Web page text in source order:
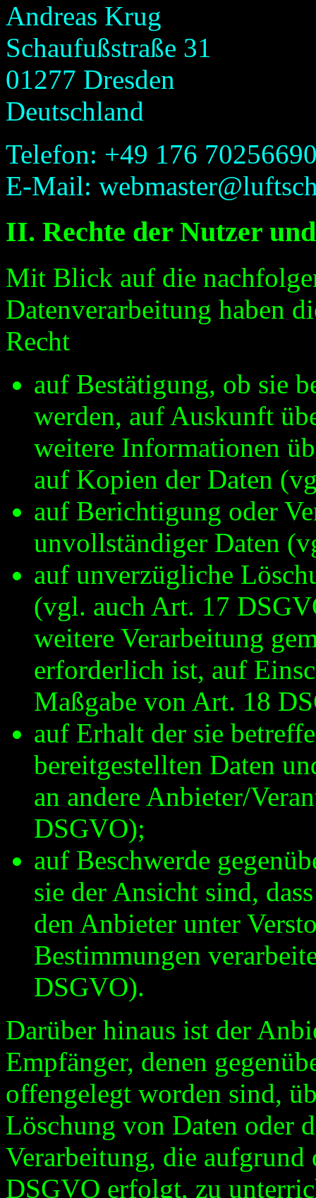
Andreas Krug
Schaufußstraße 31
01277 Dresden
Deutschland
Telefon: +49 176
E-Mail:
II. Rechte der Nutzer
Mit Blick auf die
Datenverarbeitung haben
Recht
auf Bestätigung, ob sie
werden, auf Auskunft
weitere Informationen
auf Kopien der Daten
auf Berichtigung oder
unvollständiger Daten
auf unverzügliche
(vgl. auch Art. 17
weitere Verarbeitung
erforderlich ist, auf
Maßgabe von Art. 18
auf Erhalt der sie
bereitgestellten Daten
an andere Anbieter/
DSGVO);
auf Beschwerde
sie der Ansicht sind,
den Anbieter unter
Bestimmungen
DSGVO).
Darüber hinaus ist der
Empfänger, denen
offengelegt worden sind,
Löschung von Daten oder
Verarbeitung, die
DSGVO erfolgt, zu